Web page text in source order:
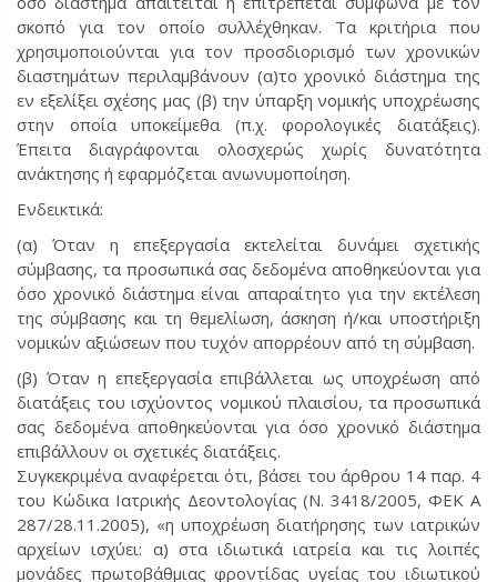
σκοπό για τον οποίο συλλέχθηκαν. Τα κριτήρια που
χρησιμοποιούνται για τον προσδιορισμό των χρονικών
διαστημάτων περιλαμβάνουν (α)το χρονικό διάστημα της
εν εξελίξει σχέσης μας (β) την ύπαρξη νομικής υποχρέωσης
στην οποία υποκείμεθα (π.χ. φορολογικές διατάξεις).
Έπειτα διαγράφονται ολοσχερώς χωρίς δυνατότητα
ανάκτησης ή εφαρμόζεται ανωνυμοποίηση.
Ενδεικτικά:
(α) Όταν η επεξεργασία εκτελείται δυνάμει σχετικής
σύμβασης, τα προσωπικά σας δεδομένα αποθηκεύονται για
όσο χρονικό διάστημα είναι απαραίτητο για την εκτέλεση
της σύμβασης και τη θεμελίωση, άσκηση ή/και υποστήριξη
νομικών αξιώσεων που τυχόν απορρέουν από τη σύμβαση.
(β) Όταν η επεξεργασία επιβάλλεται ως υποχρέωση από
διατάξεις του ισχύοντος νομικού πλαισίου, τα προσωπικά
σας δεδομένα αποθηκεύονται για όσο χρονικό διάστημα
επιβάλλουν οι σχετικές διατάξεις.
Συγκεκριμένα αναφέρεται ότι, βάσει του άρθρου 14 παρ. 4
του Κώδικα Ιατρικής Δεοντολογίας (Ν. 3418/2005, ΦΕΚ Α
287/28.11.2005), «η υποχρέωση διατήρησης των ιατρικών
αρχείων ισχύει: α) στα ιδιωτικά ιατρεία και τις λοιπές
μονάδες πρωτοβάθμιας φροντίδας υγείας του ιδιωτικού